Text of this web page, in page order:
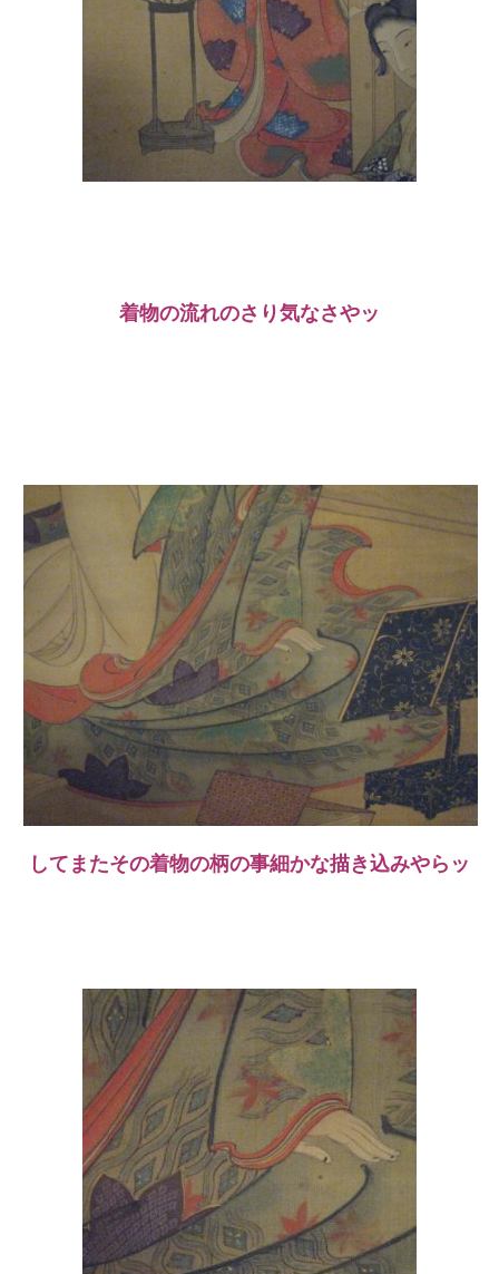
着物の流れのさり気なさやッ
してまたその着物の柄の事細かな描き込みやらッ